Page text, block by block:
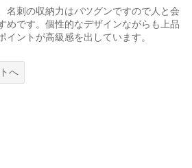
名刺の収納力はバツグンですので人と会
めです。個性的なデザインながらも上品
イントが高級感を出しています。
へ